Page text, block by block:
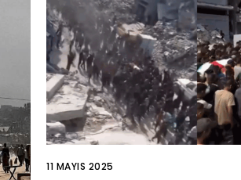
11 MAYIS 2025